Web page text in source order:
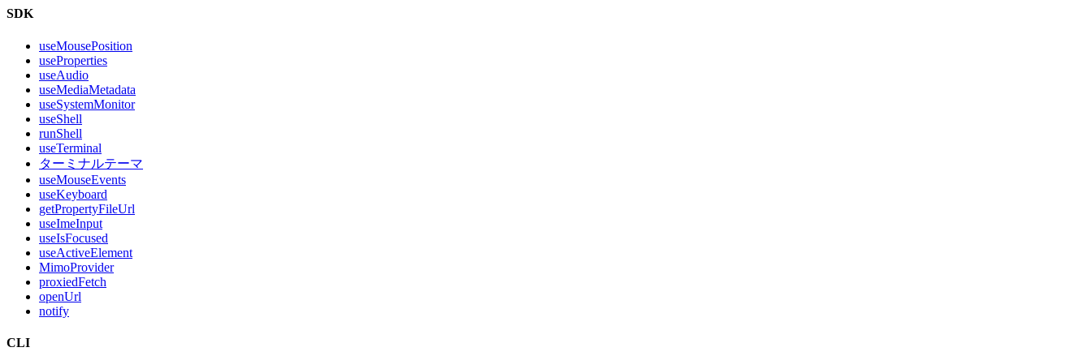
SDK
useMousePosition
useProperties
useAudio
useMediaMetadata
useSystemMonitor
useShell
runShell
useTerminal
ターミナルテーマ
useMouseEvents
useKeyboard
getPropertyFileUrl
useImeInput
useIsFocused
useActiveElement
MimoProvider
proxiedFetch
openUrl
notify
CLI